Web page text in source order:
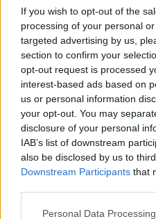
If you wish to opt-out of the
processing of your personal
targeted advertising by us,
section to confirm your
opt-out request is processed
interest-based ads based on
us or personal information
your opt-out. You may
disclosure of your personal
IAB’s list of downstream
also be disclosed by us to
Downstream Participants that
Please note that this website/
Personal Data
Σταύρος Καλαφάτης:
νέες θέσεις εργασίας
(VIDEO)
ΑΝΑΡΤΗΘΗΚΕ ΑΠΟGMYLONAS 7